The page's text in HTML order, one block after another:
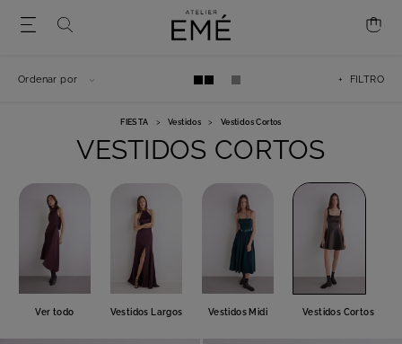
FIESTA > Vestidos > Vestidos Cortos
VESTIDOS CORTOS
Ver todo Vestidos Largos Vestidos Midi Vestidos Cortos
+ FILTRO
Ordenar por